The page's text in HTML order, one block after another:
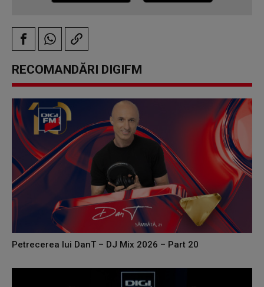
RECOMANDĂRI DIGIFM
Petrecerea lui DanT – DJ Mix 2026 – Part 20